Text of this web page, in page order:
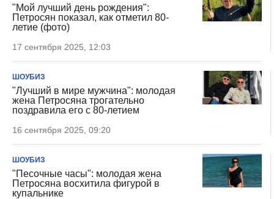
"Мой лучший день рождения":
Петросян показал, как отметил 80-
летие (фото)
17 сентября 2025, 12:03
ШОУБИЗ
"Лучший в мире мужчина": молодая
жена Петросяна трогательно
поздравила его с 80-летием
16 сентября 2025, 09:20
ШОУБИЗ
"Песочные часы": молодая жена
Петросяна восхитила фигурой в
купальнике